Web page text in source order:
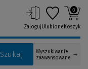
Szukaj
Wyszukiwanie
zaawansowane
ZalogujUlubione
0
Koszyk